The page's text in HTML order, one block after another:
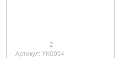
2
Артикул: YK0094